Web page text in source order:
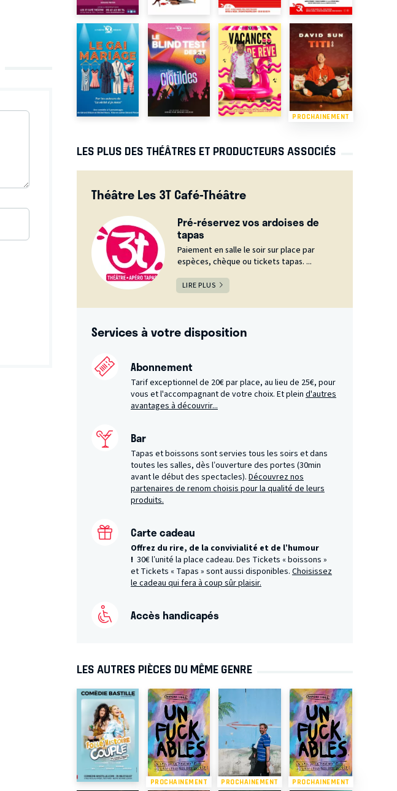
PROCHAINEMENT
LES PLUS DES THÉÂTRES ET PRODUCTEURS ASSOCIÉS
Théâtre Les 3T Café-Théâtre
Pré-réservez vos ardoises de
tapas
Paiement en salle le soir sur place par
espèces, chèque ou tickets tapas. ...
LIRE PLUS
Services à votre disposition
Abonnement
Tarif exceptionnel de 20€ par place, au lieu de 25€, pour
vous et l'accompagnant de votre choix. Et plein d'autres
avantages à découvrir...
Bar
Tapas et boissons sont servies tous les soirs et dans
toutes les salles, dès l’ouverture des portes (30min
avant le début des spectacles). Découvrez nos
partenaires de renom choisis pour la qualité de leurs
produits.
Carte cadeau
Offrez du rire, de la convivialité et de l’humour
! 30€ l’unité la place cadeau. Des Tickets « boissons »
et Tickets « Tapas » sont aussi disponibles. Choisissez
le cadeau qui fera à coup sûr plaisir.
Accès handicapés
LES AUTRES PIÈCES DU MÊME GENRE
PROCHAINEMENT PROCHAINEMENT PROCHAINEMENT